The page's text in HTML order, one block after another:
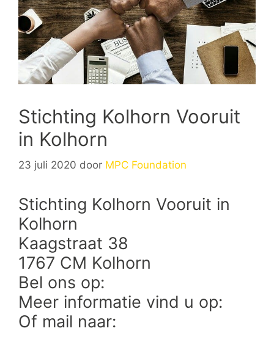
Stichting Kolhorn Vooruit
in Kolhorn
23 juli 2020 door MPC Foundation
Stichting Kolhorn Vooruit in
Kolhorn
Kaagstraat 38
1767 CM Kolhorn
Bel ons op:
Meer informatie vind u op:
Of mail naar: